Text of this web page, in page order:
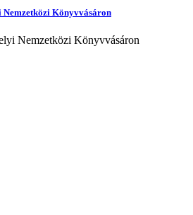
Könyvvásáron
Nemzetközi Könyvvásáron